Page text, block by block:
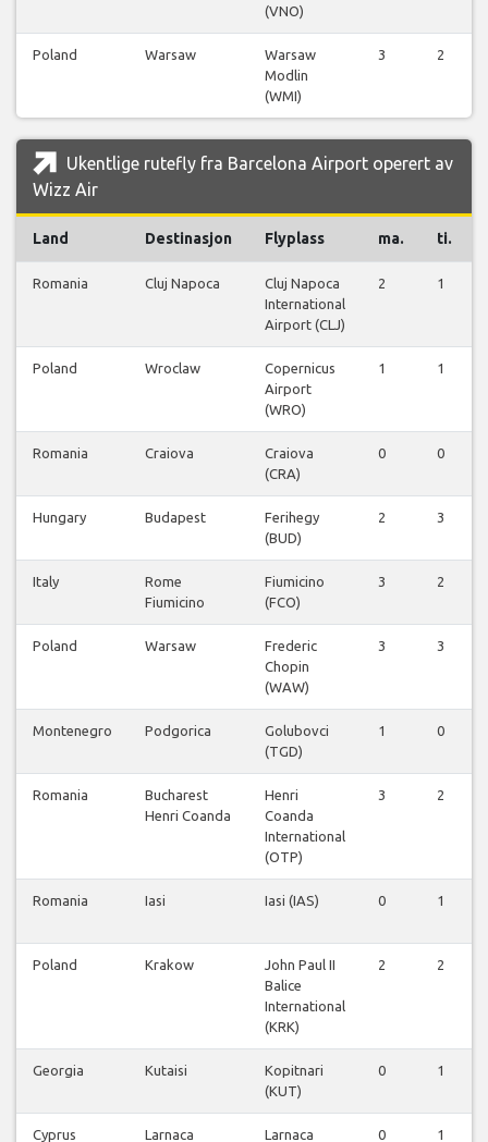
(VNO)
Poland Warsaw
Warsaw
Modlin
(WMI)
3 2
Ukentlige rutefly fra Barcelona Airport operert av
Wizz Air
Land Destinasjon Flyplass ma. ti.
Romania Cluj Napoca
Cluj Napoca
International
Airport (CLJ)
2 1
Poland Wroclaw
Copernicus
Airport
(WRO)
1 1
Romania Craiova
Craiova
(CRA)
0 0
Hungary Budapest
Ferihegy
(BUD)
2 3
Italy
Rome
Fiumicino
Fiumicino
(FCO)
3 2
Poland Warsaw
Frederic
Chopin
(WAW)
3 3
Montenegro Podgorica
Golubovci
(TGD)
1 0
Romania
Bucharest
Henri Coanda
Henri
Coanda
International
(OTP)
3 2
Romania Iasi Iasi (IAS) 0 1
Poland Krakow
John Paul II
Balice
International
(KRK)
2 2
Georgia Kutaisi
Kopitnari
(KUT)
0 1
Cyprus Larnaca
Larnaca
0 1